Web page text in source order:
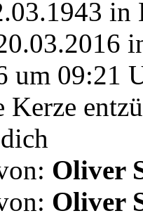
in
um 09:21
Kerze
Oliver
Oliver